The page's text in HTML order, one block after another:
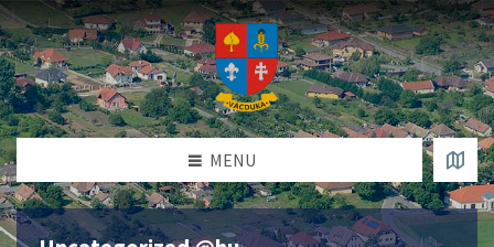
MENU